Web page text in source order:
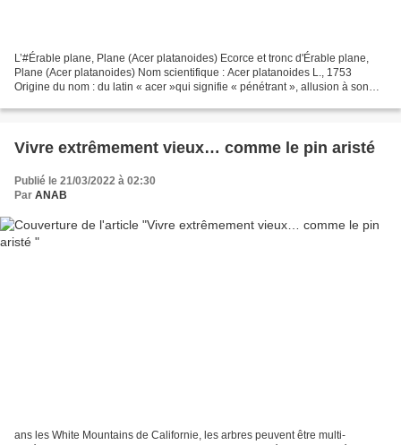
L’#Érable plane, Plane (Acer platanoides) Ecorce et tronc d'Érable plane,
Plane (Acer platanoides) Nom scientifique : Acer platanoides L., 1753
Origine du nom : du latin « acer »qui signifie « pénétrant », allusion à son
Vivre extrêmement vieux… comme le pin aristé
Publié le 21/03/2022 à 02:30
Par ANAB
ans les White Mountains de Californie, les arbres peuvent être multi-